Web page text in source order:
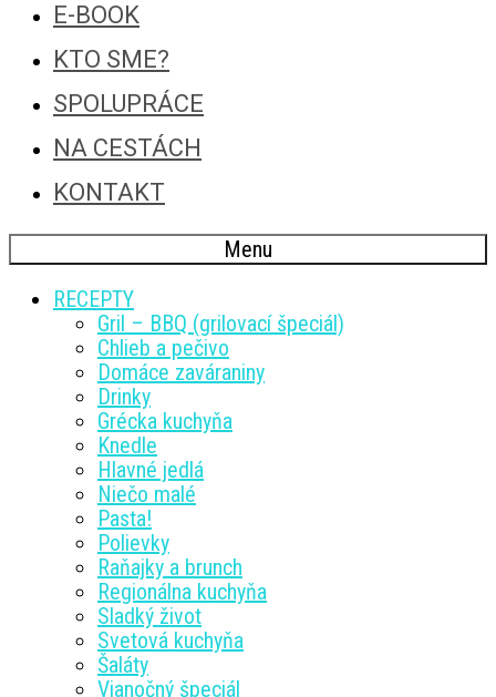
E-BOOK
KTO SME?
SPOLUPRÁCE
NA CESTÁCH
KONTAKT
Menu
RECEPTY
Gril – BBQ (grilovací špeciál)
Chlieb a pečivo
Domáce zaváraniny
Drinky
Grécka kuchyňa
Knedle
Hlavné jedlá
Niečo malé
Pasta!
Polievky
Raňajky a brunch
Regionálna kuchyňa
Sladký život
Svetová kuchyňa
Šaláty
Vianočný špeciál